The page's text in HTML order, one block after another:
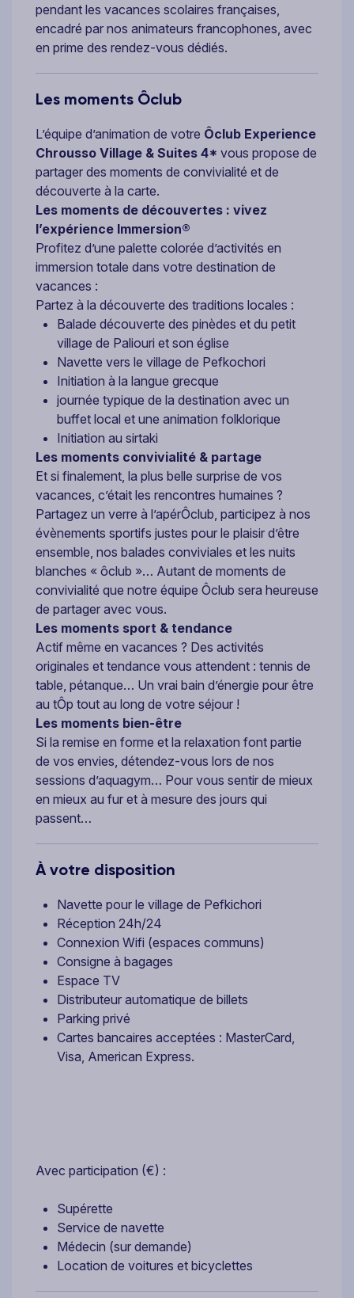
pendant les vacances scolaires françaises,
encadré par nos animateurs francophones, avec
en prime des rendez-vous dédiés.
Les moments Ôclub
L’équipe d’animation de votre Ôclub Experience
Chrousso Village & Suites 4* vous propose de
partager des moments de convivialité et de
découverte à la carte.
Les moments de découvertes : vivez
l’expérience Immersion®
Profitez d’une palette colorée d’activités en
immersion totale dans votre destination de
vacances :
Partez à la découverte des traditions locales :
Balade découverte des pinèdes et du petit
village de Paliouri et son église
Navette vers le village de Pefkochori
Initiation à la langue grecque
journée typique de la destination avec un
buffet local et une animation folklorique
Initiation au sirtaki
Les moments convivialité & partage
Et si finalement, la plus belle surprise de vos
vacances, c’était les rencontres humaines ?
Partagez un verre à l’apérÔclub, participez à nos
évènements sportifs justes pour le plaisir d’être
ensemble, nos balades conviviales et les nuits
blanches « ôclub »… Autant de moments de
convivialité que notre équipe Ôclub sera heureuse
de partager avec vous.
Les moments sport & tendance
Actif même en vacances ? Des activités
originales et tendance vous attendent : tennis de
table, pétanque… Un vrai bain d’énergie pour être
au tÔp tout au long de votre séjour !
Les moments bien-être
Si la remise en forme et la relaxation font partie
de vos envies, détendez-vous lors de nos
sessions d’aquagym… Pour vous sentir de mieux
en mieux au fur et à mesure des jours qui
passent…
À votre disposition
Navette pour le village de Pefkichori
Réception 24h/24
Connexion Wifi (espaces communs)
Consigne à bagages
Espace TV
Distributeur automatique de billets
Parking privé
Cartes bancaires acceptées : MasterCard,
Visa, American Express.
Avec participation (€) :
Supérette
Service de navette
Médecin (sur demande)
Location de voitures et bicyclettes